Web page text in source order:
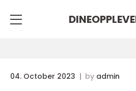
04. October 2023 by admin